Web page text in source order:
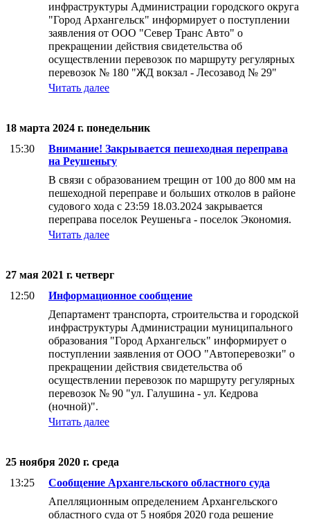
инфраструктуры Администрации городского округа
"Город Архангельск" информирует о поступлении
заявления от ООО "Север Транс Авто" о
прекращении действия свидетельства об
осуществлении перевозок по маршруту регулярных
перевозок № 180 "ЖД вокзал - Лесозавод № 29"
Читать далее
18 марта 2024 г. понедельник
15:30
Внимание! Закрывается пешеходная переправа
на Реушеньгу
В связи с образованием трещин от 100 до 800 мм на
пешеходной переправе и больших отколов в районе
судового хода с 23:59 18.03.2024 закрывается
переправа поселок Реушеньга - поселок Экономия.
Читать далее
27 мая 2021 г. четверг
12:50
Информационное сообщение
Департамент транспорта, строительства и городской
инфраструктуры Администрации муниципального
образования "Город Архангельск" информирует о
поступлении заявления от ООО "Автоперевозки" о
прекращении действия свидетельства об
осуществлении перевозок по маршруту регулярных
перевозок № 90 "ул. Галушина - ул. Кедрова
(ночной)".
Читать далее
25 ноября 2020 г. среда
13:25
Сообщение Архангельского областного суда
Апелляционным определением Архангельского
областного суда от 5 ноября 2020 года решение